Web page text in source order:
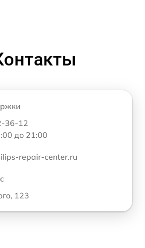
36-12
до 21:00
repair-center.ru
123